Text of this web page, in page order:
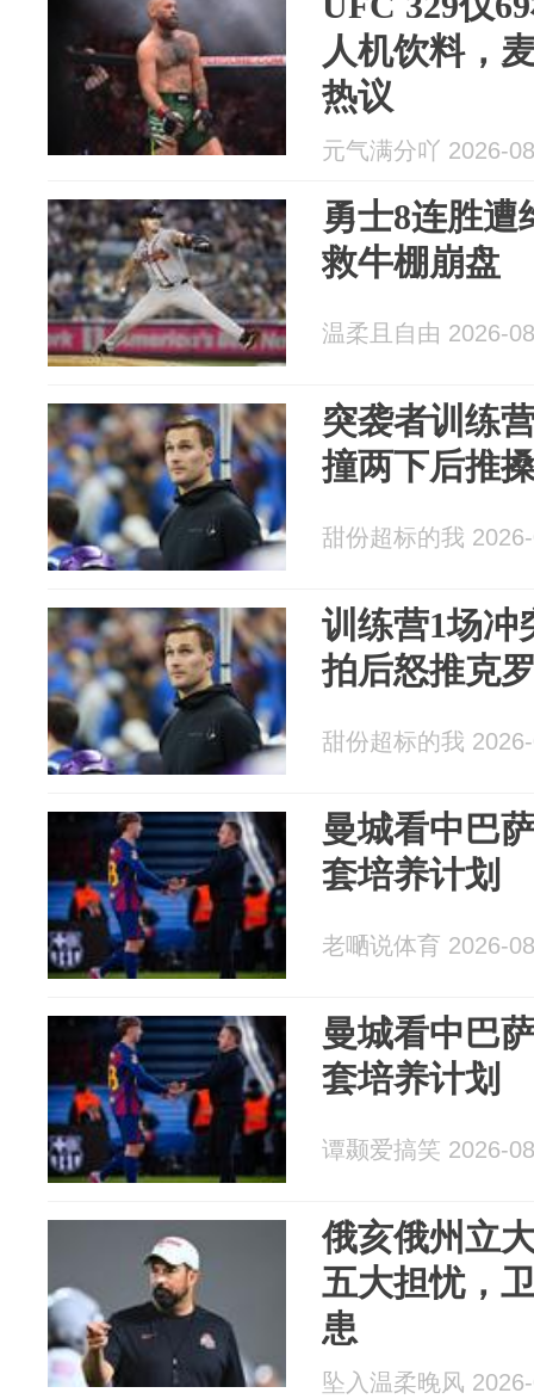
人机饮料，
热议
元气满分吖 2026-
勇士8连胜遭
救牛棚崩盘
温柔且自由 2026-
突袭者训练
撞两下后推
甜份超标的我
训练营1场冲
拍后怒推克
甜份超标的我
曼城看中巴
套培养计划
老嗮说体育 2026-
曼城看中巴
套培养计划
谭颞爱搞笑 2026-
俄亥俄州立
五大担忧，
患
坠入温柔晚风